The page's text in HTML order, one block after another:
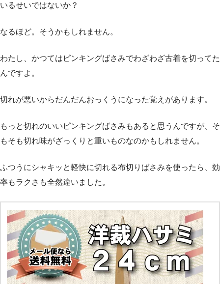
いるせいではないか？
なるほど。そうかもしれません。
わたし、かつてはピンキングばさみでわざわざ古着を切ってた
んですよ。
切れが悪いからだんだんおっくうになった覚えがあります。
もっと切れのいいピンキングばさみもあると思うんですが、そ
もそも切れ味がざっくりと重いものなのかもしれません。
ふつうにシャキッと軽快に切れる布切りばさみを使ったら、効
率もラクさも全然違いました。